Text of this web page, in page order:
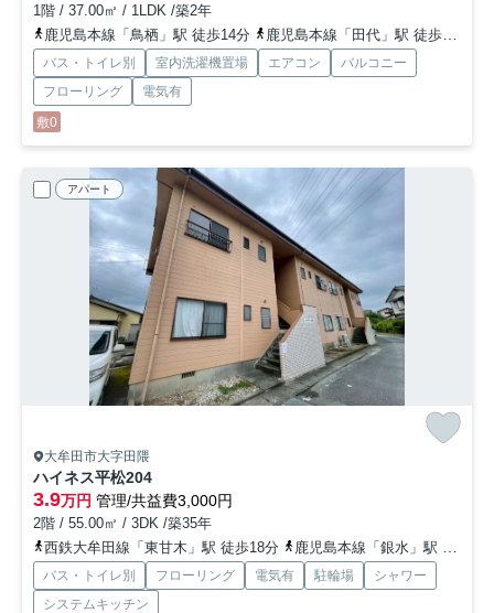
1階 / 37.00㎡ / 1LDK /築2年
鹿児島本線「鳥栖」駅 徒歩14分
鹿児島本線「田代」駅 徒歩21分
バス・トイレ別 室内洗濯機置場 エアコン
バルコニー
フローリング
電気有
敷0
アパート
大牟田市大字田隈
ハイネス平松204
3.9万円 管理/共益費3,000円
2階 / 55.00㎡ / 3DK /築35年
西鉄大牟田線「東甘木」駅 徒歩18分
鹿児島本線「銀水」駅 徒歩19分
バス・トイレ別 フローリング 電気有 駐輪場
シャワー
システムキッチン